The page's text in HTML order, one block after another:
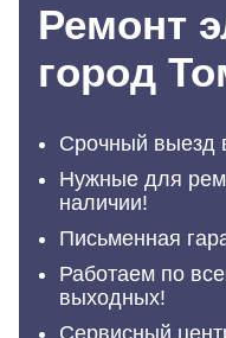
Ремонт
город
Срочный выезд
Нужные для
наличии!
Письменная
Работаем по
выходных!
Сервисный